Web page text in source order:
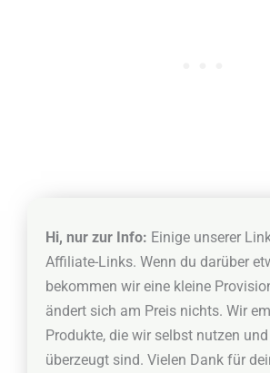
Hi, nur zur Info: Einige unserer
Affiliate-Links. Wenn du darüber
bekommen wir eine kleine
ändert sich am Preis nichts. Wir
Produkte, die wir selbst nutzen
überzeugt sind. Vielen Dank für